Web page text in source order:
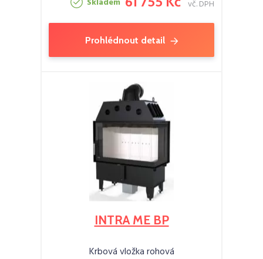
Skladem vč. DPH
Prohlédnout detail
INTRA ME BP
Krbová vložka rohová